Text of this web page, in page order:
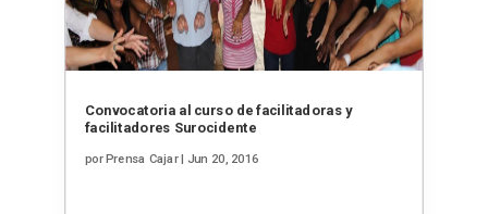
Convocatoria al curso de facilitadoras y
facilitadores Surocidente
porPrensa Cajar| Jun 20, 2016